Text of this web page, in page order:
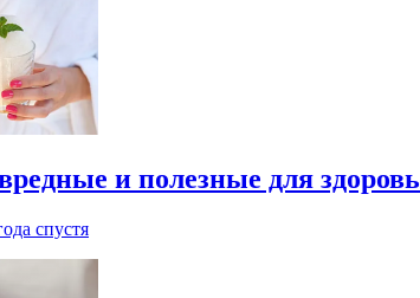
и полезные для
спустя